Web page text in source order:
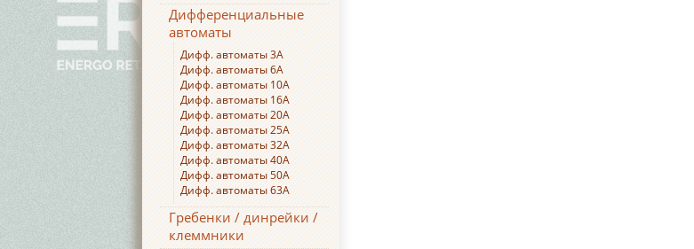
Дифференциальные
автоматы
Дифф. автоматы 3А
Дифф. автоматы 6А
Дифф. автоматы 10А
Дифф. автоматы 16А
Дифф. автоматы 20А
Дифф. автоматы 25А
Дифф. автоматы 32А
Дифф. автоматы 40А
Дифф. автоматы 50А
Дифф. автоматы 63А
Гребенки / динрейки /
клеммники